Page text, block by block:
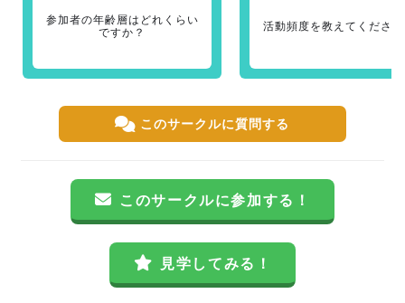
参加者の年齢層はどれくらい
ですか？
活動頻度を教えてくださ
このサークルに質問する
このサークルに参加する！
見学してみる！